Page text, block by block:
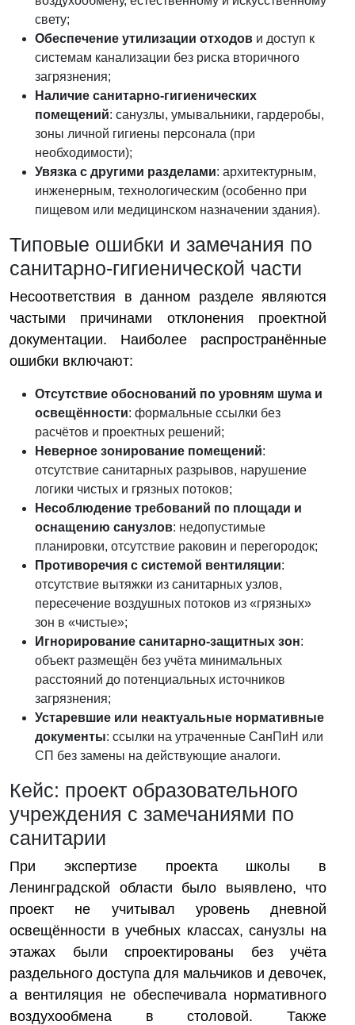
свету;
Обеспечение утилизации отходов и доступ к
системам канализации без риска вторичного
загрязнения;
Наличие санитарно-гигиенических
помещений: санузлы, умывальники, гардеробы,
зоны личной гигиены персонала (при
необходимости);
Увязка с другими разделами: архитектурным,
инженерным, технологическим (особенно при
пищевом или медицинском назначении здания).
Типовые ошибки и замечания по
санитарно-гигиенической части
Несоответствия в данном разделе являются
частыми причинами отклонения проектной
документации. Наиболее распространённые
ошибки включают:
Отсутствие обоснований по уровням шума и
освещённости: формальные ссылки без
расчётов и проектных решений;
Неверное зонирование помещений:
отсутствие санитарных разрывов, нарушение
логики чистых и грязных потоков;
Несоблюдение требований по площади и
оснащению санузлов: недопустимые
планировки, отсутствие раковин и перегородок;
Противоречия с системой вентиляции:
отсутствие вытяжки из санитарных узлов,
пересечение воздушных потоков из «грязных»
зон в «чистые»;
Игнорирование санитарно-защитных зон:
объект размещён без учёта минимальных
расстояний до потенциальных источников
загрязнения;
Устаревшие или неактуальные нормативные
документы: ссылки на утраченные СанПиН или
СП без замены на действующие аналоги.
Кейс: проект образовательного
учреждения с замечаниями по
санитарии
При экспертизе проекта школы в
Ленинградской области было выявлено, что
проект не учитывал уровень дневной
освещённости в учебных классах, санузлы на
этажах были спроектированы без учёта
раздельного доступа для мальчиков и девочек,
а вентиляция не обеспечивала нормативного
воздухообмена в столовой. Также